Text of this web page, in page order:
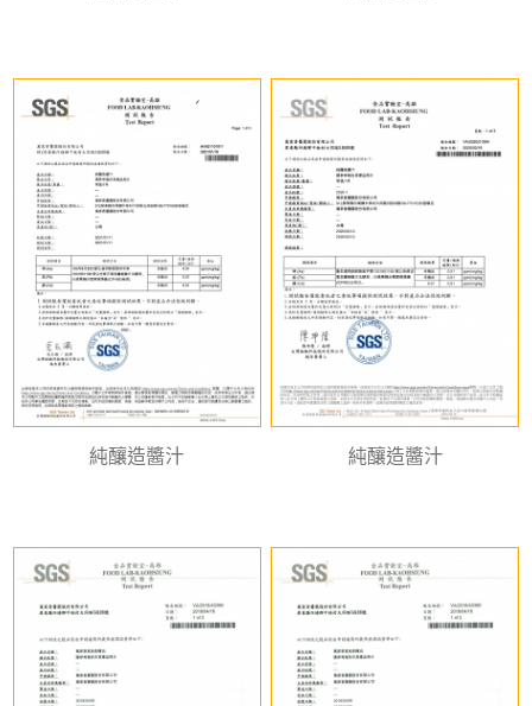
純釀造醬汁 純釀造醬汁